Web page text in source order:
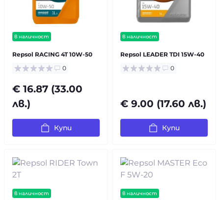
в наличност
Repsol RACING 4T 10W-50
0
€ 16.87 (33.00
лв.)
Купи
в наличност
Repsol LEADER TDI 15W-40
0
€ 9.00 (17.60 лв.)
Купи
в наличност в наличност